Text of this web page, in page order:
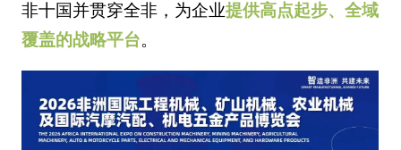
非十国并贯穿全非，为企业提供高点起步、全域
覆盖的战略平台。